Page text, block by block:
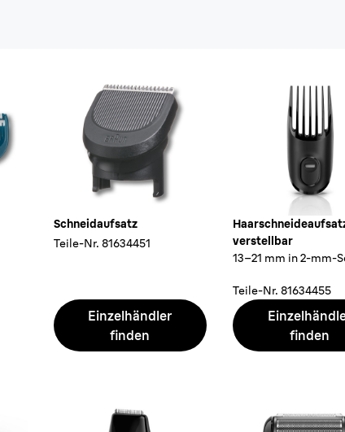
Schneidaufsatz
Teile-Nr. 81634451
Einzelhändler
finden
verstellbar
13–21 mm in 2-mm-
Teile-Nr. 81634455
finden